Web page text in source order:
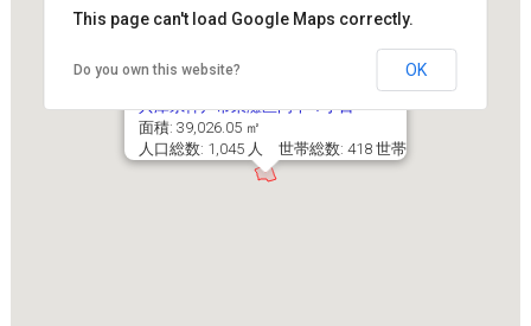
兵庫県神戸市東灘区岡本４丁目
面積: 39,026.05 ㎡
人口総数: 1,045 人 世帯総数: 418 世帯
This page can't load Google Maps correctly.
Do you own this website? OK